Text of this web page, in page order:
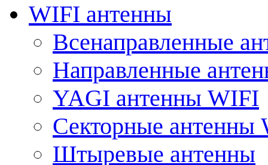
WIFI антенны
Всенаправленные
Направленные
YAGI антенны WIFI
Секторные антенны
Штыревые антенны